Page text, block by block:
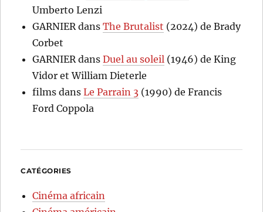
Umberto Lenzi
GARNIER dansThe Brutalist (2024) de Brady
Corbet
GARNIER dansDuel au soleil (1946) de King
Vidor et William Dieterle
films dansLe Parrain 3 (1990) de Francis
Ford Coppola
CATÉGORIES
Cinéma africain